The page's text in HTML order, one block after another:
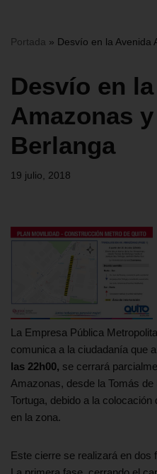
Portada » Desvío en la Avenida
Desvío en
Amazonas
Berlanga
19 julio, 2018
La Empresa Pública
comunica a la ciudadanía que
las 22h00, se cerrará
Amazonas, desde la Tomás
Tortuga, debido a la
en la zona.
Este cierre se realizará en dos